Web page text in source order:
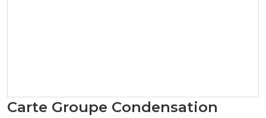
Carte Groupe Condensation